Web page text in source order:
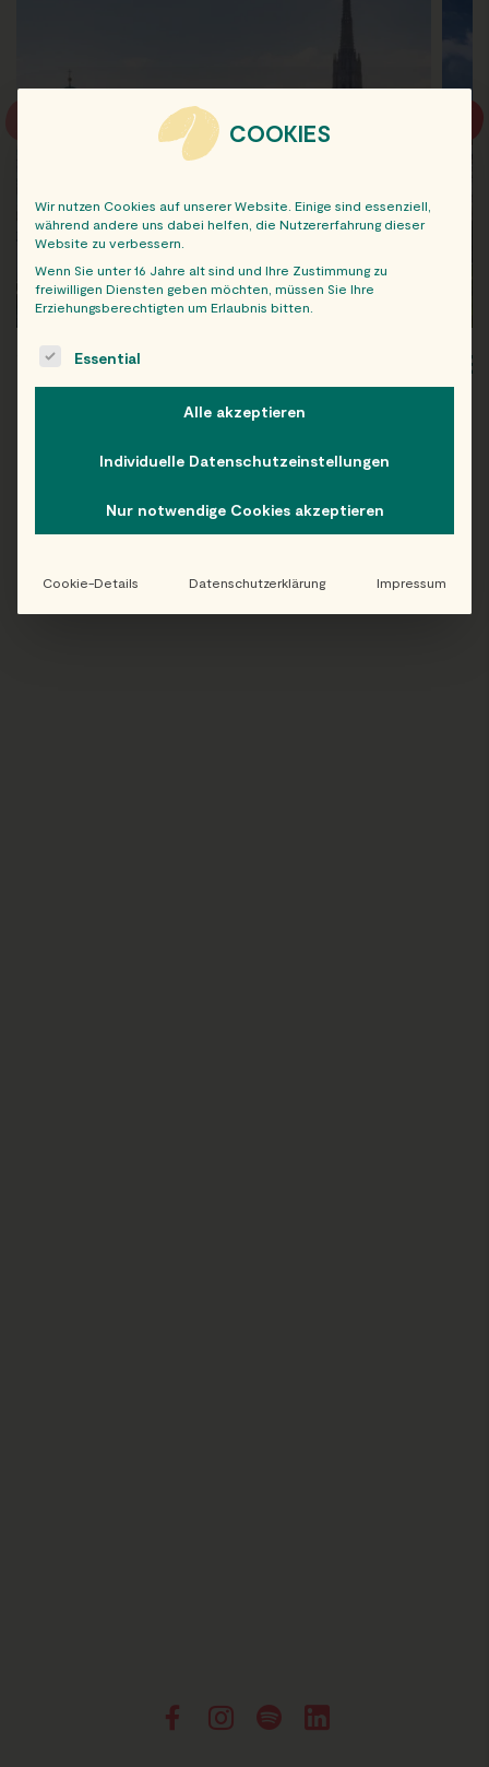
WIEN
Folge uns auf Instagram!
COOKIES
Wir nutzen Cookies auf unserer Website. Einige sind essenziell,
während andere uns dabei helfen, die Nutzererfahrung dieser
Website zu verbessern.
Wenn Sie unter 16 Jahre alt sind und Ihre Zustimmung zu
freiwilligen Diensten geben möchten, müssen Sie Ihre
Erziehungsberechtigten um Erlaubnis bitten.
The following is a list of service groups for which consent
Essential
Alle akzeptieren
Individuelle Datenschutzeinstellungen
Nur notwendige Cookies akzeptieren
Cookie-Details Datenschutzerklärung Impressum